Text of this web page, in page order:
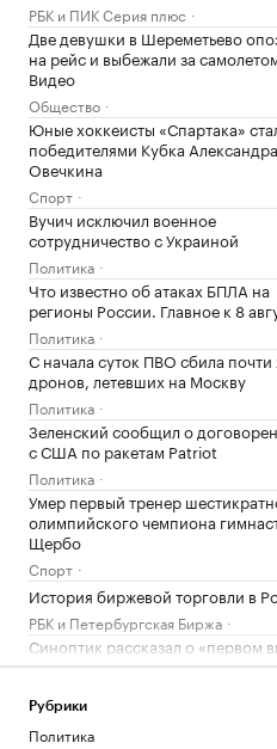
РБК и ПИК Серия плюс
Две девушки в Шереметьево
на рейс и выбежали за
Видео
Общество
Юные хоккеисты «Спартака»
победителями Кубка Александра
Овечкина
Спорт
Вучич исключил военное
сотрудничество с Украиной
Политика
Что известно об атаках БПЛА на
регионы России. Главное к 8
Политика
С начала суток ПВО сбила почти
дронов, летевших на Москву
Политика
Зеленский сообщил о
с США по ракетам Patriot
Политика
Умер первый тренер
олимпийского чемпиона
Щербо
Спорт
История биржевой торговли в
РБК и Петербургская Биржа
Синоптик рассказал о «первом
осени» в Москву
Медведев рассказал о «жестких»
переговорах с Саркози в 2008
Рубрики
Политика